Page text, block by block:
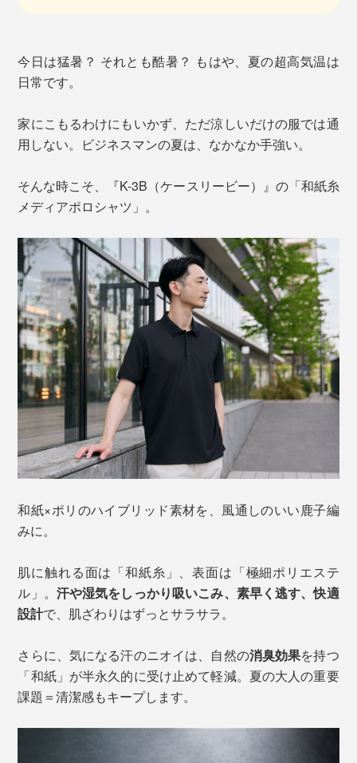
今日は猛暑？ それとも酷暑？ もはや、夏の超高気温は
日常です。
家にこもるわけにもいかず、ただ涼しいだけの服では通
用しない。ビジネスマンの夏は、なかなか手強い。
そんな時こそ、『K-3B（ケースリービー）』の「和紙糸
メディアポロシャツ」。
和紙×ポリのハイブリッド素材を、風通しのいい鹿子編
みに。
肌に触れる面は「和紙糸」、表面は「極細ポリエステ
ル」。 汗や湿気をしっかり吸いこみ、素早く逃す、快適
設計で、肌ざわりはずっとサラサラ。
さらに、気になる汗のニオイは、自然の消臭効果を持つ
「和紙」が半永久的に受け止めて軽減。夏の大人の重要
課題＝清潔感もキープします。